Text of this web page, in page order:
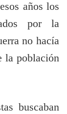
años los
por la
no hacía
la población
buscaban